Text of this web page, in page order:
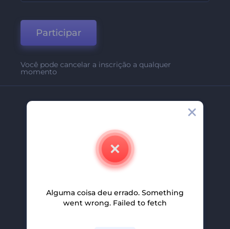
Participar
Você pode cancelar a inscrição a qualquer
momento
Contate-Nos
Carreiras
Programa De Afiliados
Alguma coisa deu errado. Something
went wrong. Failed to fetch